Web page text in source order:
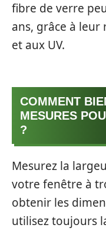
fibre de verre
ans, grâce à
et aux UV.
COMMENT
MESURES
?
Mesurez la
votre fenêtre à
obtenir les
utilisez toujours